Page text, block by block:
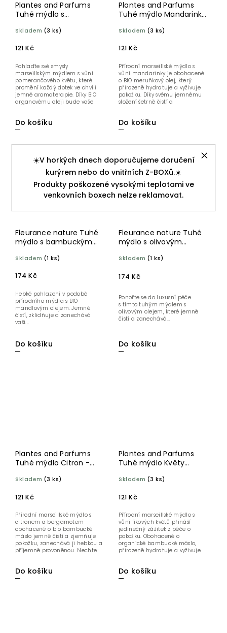
☀️V horkých dnech doporučujeme doručení
kurýrem nebo do vnitřních Z-BOXů.☀️
Produkty poškozené vysokými teplotami ve
venkovních boxech nelze reklamovat.
Plantes and Parfums
Tuhé mýdlo s
Květy pomerančovníku
Skladem (3 ks)
121 Kč
Do košíku
Pohlaďte své smysly
marseillským mýdlem s vůní
pomerančového květu, které
promění každý dotek ve chvíli
jemné aromaterapie. Díky BIO
arganovému oleji bude vaše
Plantes and Parfums
Tuhé mýdlo Mandarinka
Skladem (3 ks)
121 Kč
Do košíku
Přírodní marseillské mýdlo s
vůní mandarinky je obohacené
o BIO meruňkový olej, který
přirozeně hydratuje a vyživuje
pokožku. Díky svému jemnému
složení šetrně čistí a
Fleurance nature Tuhé
mýdlo s bambuckým
Skladem (1 ks)
174 Kč
Do košíku
Hebké pohlazení v podobě
přírodního mýdla s BIO
mandlovým olejem. Jemně
čistí, zklidňuje a zanechává
vaši...
Fleurance nature Tuhé
mýdlo s olivovým
Skladem (1 ks)
174 Kč
Do košíku
Ponořte se do luxusní péče
s tímto tuhým mýdlem s
olivovým olejem, které jemně
čistí a zanechává...
Plantes and Parfums
Tuhé mýdlo Citron -
Skladem (3 ks)
121 Kč
Do košíku
Přírodní marseillské mýdlo s
citronem a bergamotem
obohacené o bio bambucké
máslo jemně čistí a zjemňuje
pokožku, zanechává ji hebkou a
příjemně provoněnou. Nechte
Plantes and Parfums
Tuhé mýdlo Květy
Skladem (3 ks)
121 Kč
Do košíku
Přírodní marseillské mýdlo s
vůní fíkových květů přináší
jedinečný zážitek z péče o
pokožku. Obohacené o
organické bambucké máslo,
přirozeně hydratuje a vyživuje